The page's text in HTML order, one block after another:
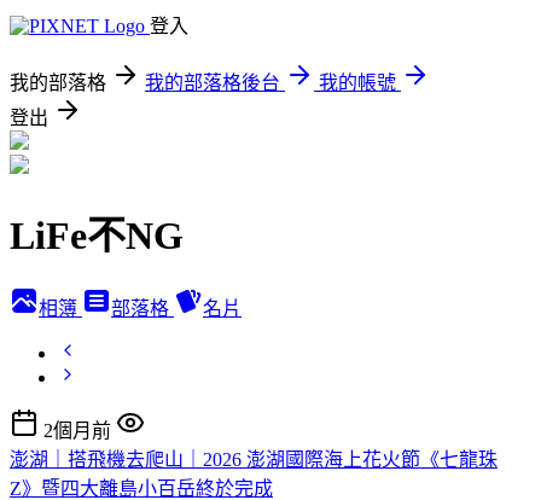
登入
我的部落格 我的部落格後台
我的帳號
登出
LiFe不NG
相簿 部落格 名片
2個月前
澎湖｜搭飛機去爬山｜2026 澎湖國際海上花火節《七龍珠
Z》暨四大離島小百岳終於完成